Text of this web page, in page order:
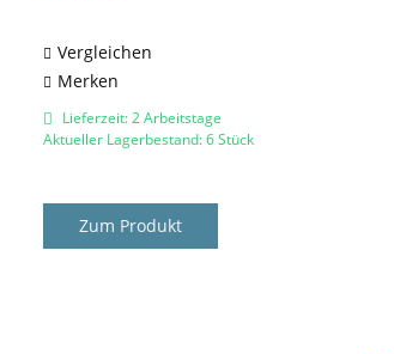
Bestandteil...
Vergleichen
Merken
Lieferzeit: 2 Arbeitstage
Aktueller Lagerbestand: 6 Stück
Zum Produkt